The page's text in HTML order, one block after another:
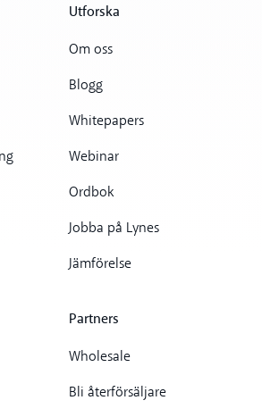
Utforska
Om oss
Blogg
Whitepapers
Webinar
Ordbok
Jobba på Lynes
Jämförelse
Partners
Wholesale
Bli återförsäljare